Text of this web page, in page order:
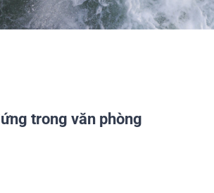
trong văn phòng